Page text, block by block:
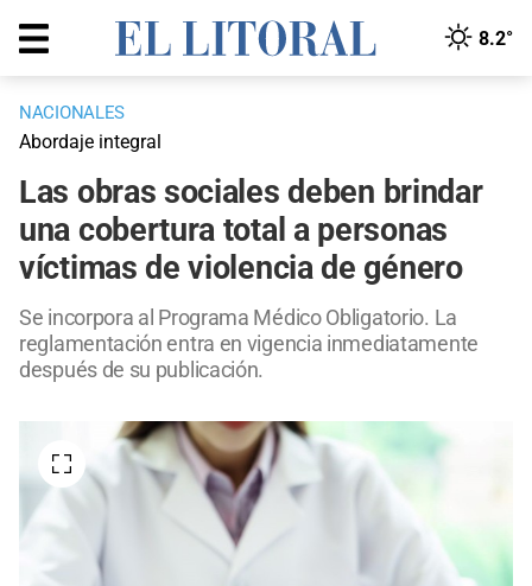
8.2°
NACIONALES
Abordaje integral
Las obras sociales deben brindar
una cobertura total a personas
víctimas de violencia de género
Se incorpora al Programa Médico Obligatorio. La
reglamentación entra en vigencia inmediatamente
después de su publicación.